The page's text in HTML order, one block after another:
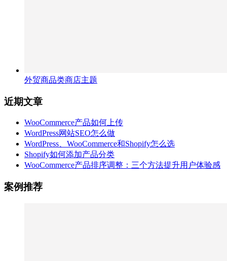
外贸商品类商店主题
近期文章
WooCommerce产品如何上传
WordPress网站SEO怎么做
WordPress、WooCommerce和Shopify怎么选
Shopify如何添加产品分类
WooCommerce产品排序调整：三个方法提升用户体验感
案例推荐